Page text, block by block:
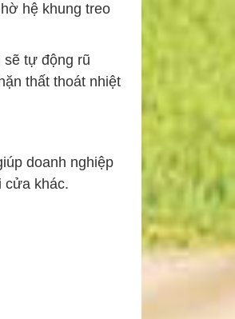
hệ khung treo
sẽ tự động rũ
thất thoát nhiệt
doanh nghiệp
cửa khác.